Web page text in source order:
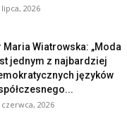
lipca, 2026
Maria Wiatrowska: „Moda
jednym z najbardziej
języków
czerwca, 2026